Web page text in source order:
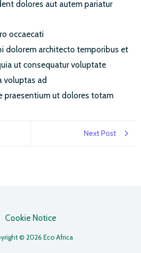
occaecati
dolorem architecto temporibus et
ut consequatur voluptate
voluptas ad
praesentium ut dolores totam
Next Post
Cookie Notice
© 2026 Eco Africa